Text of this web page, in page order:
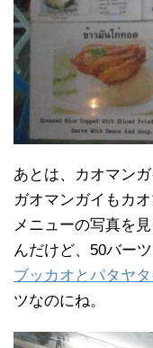
あとは、カオマン
ガオマンガイもカ
メニューの写真を
んだけど、50バー
ブッカオとパタヤ
ツなのにね。